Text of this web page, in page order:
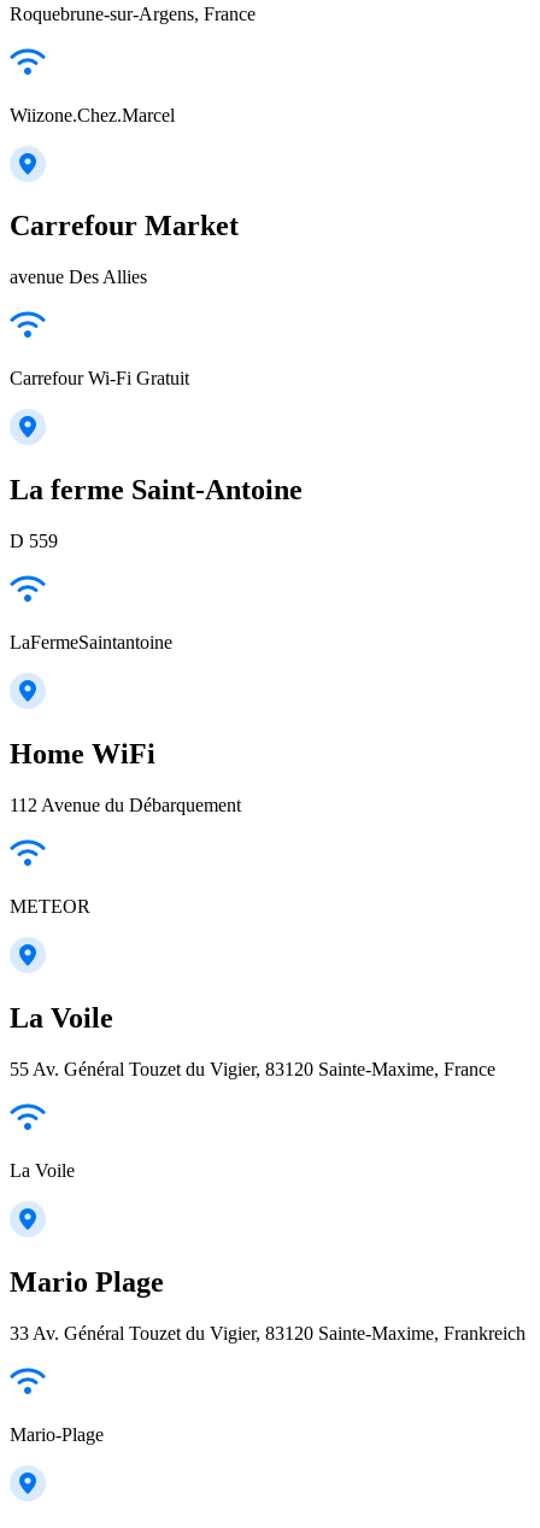
Roquebrune-sur-Argens, France
Wiizone.Chez.Marcel
Carrefour Market
avenue Des Allies
Carrefour Wi-Fi Gratuit
La ferme Saint-Antoine
D 559
LaFermeSaintantoine
Home WiFi
112 Avenue du Débarquement
METEOR
La Voile
55 Av. Général Touzet du Vigier, 83120 Sainte-Maxime, France
La Voile
Mario Plage
33 Av. Général Touzet du Vigier, 83120 Sainte-Maxime, Frankreich
Mario-Plage